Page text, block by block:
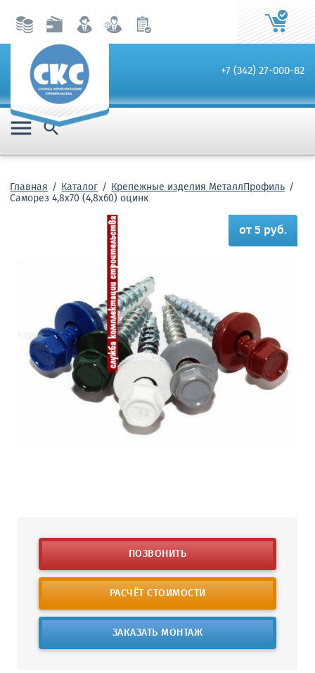
+7 (342) 27-000-82
 
Главная Каталог Крепежные изделия МеталлПрофиль
Саморез 4,8х70 (4,8х60) оцинк
от 5 руб.
ПОЗВОНИТЬ
РАСЧЁТ СТОИМОСТИ
ЗАКАЗАТЬ МОНТАЖ